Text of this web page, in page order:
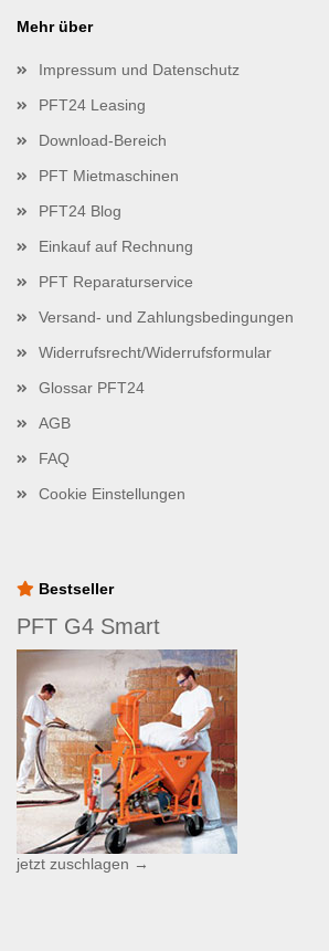
Mehr über
Impressum und Datenschutz
PFT24 Leasing
Download-Bereich
PFT Mietmaschinen
PFT24 Blog
Einkauf auf Rechnung
PFT Reparaturservice
Versand- und Zahlungsbedingungen
Widerrufsrecht/Widerrufsformular
Glossar PFT24
AGB
FAQ
Cookie Einstellungen
Bestseller
PFT G4 Smart
jetzt zuschlagen →